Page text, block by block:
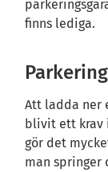
finns lediga.
Att ladda ner
blivit ett krav
gör det
man springer